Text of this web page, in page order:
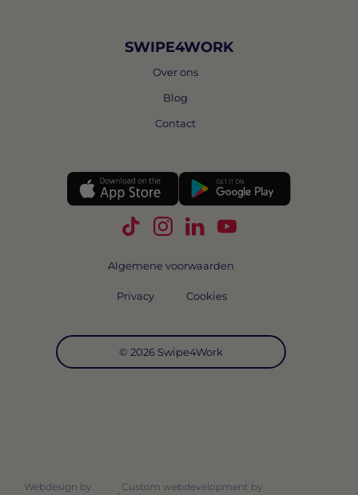
SWIPE4WORK
Over ons
Blog
Contact
Volg Swipe4Work op TikTok
Volg Swipe4Work op
Volg Swipe4Work op
Volg Swipe4Work
© 2026 Swipe4Work
Algemene voorwaarden
Privacy Cookies
Webdesign by
Custom webdevelopment by